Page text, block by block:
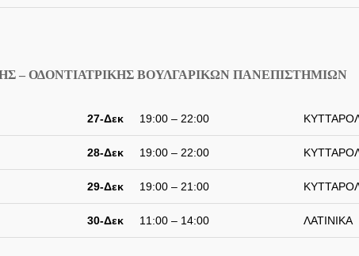
– ΟΔΟΝΤΙΑΤΡΙΚΗΣ ΒΟΥΛΓΑΡΙΚΩΝ ΠΑΝΕΠΙΣΤΗΜΙΩΝ
27-Δεκ 19:00 – 22:00
28-Δεκ 19:00 – 22:00
29-Δεκ 19:00 – 21:00
30-Δεκ 11:00 – 14:00 ΛΑΤΙΝΙΚΑ